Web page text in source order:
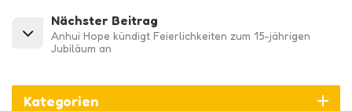
Nächster Beitrag
Anhui Hope kündigt Feierlichkeiten zum 15-jährigen
Jubiläum an
Kategorien